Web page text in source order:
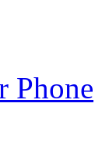
Phone